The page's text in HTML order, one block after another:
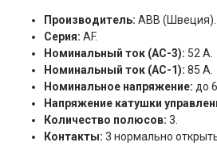
Производитель: ABB (Швеция).
Серия: AF.
Номинальный ток (AC-3): 52 А.
Номинальный ток (AC-1): 85 А.
Номинальное напряжение: до
Напряжение катушки
Количество полюсов: 3.
Контакты: 3 нормально